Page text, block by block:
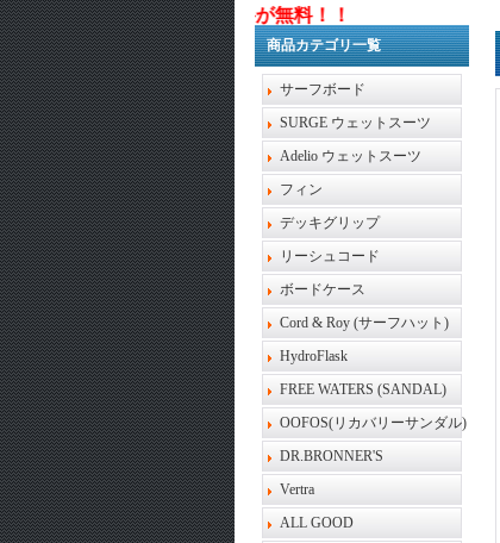
以上お買い上げで送料が無料！！
商品カテゴリ一覧
サーフボード
SURGE ウェットスーツ
Adelio ウェットスーツ
フィン
デッキグリップ
リーシュコード
ボードケース
Cord & Roy (サーフハット)
HydroFlask
FREE WATERS (SANDAL)
OOFOS(リカバリーサンダル)
DR.BRONNER'S
Vertra
ALL GOOD